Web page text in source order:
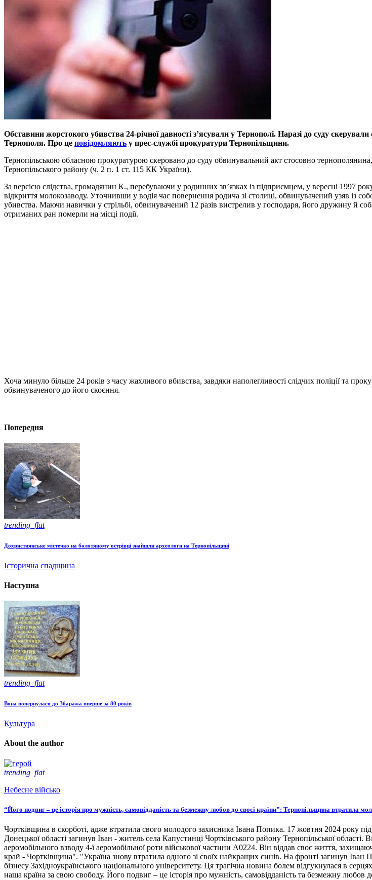
Обставини жорстокого убивства 24-річної давності з’ясували у Тернополі. Наразі до суду
Тернополя. Про це повідомляють у прес-службі прокуратури Тернопільщини.
Тернопільською обласною прокуратурою скеровано до суду обвинувальний акт стосовно
Тернопільського району (ч. 2 п. 1 ст. 115 КК України).
За версією слідства, громадянин К., перебуваючи у родинних зв’язках із підприємцем, у вересні 1997
відкриття молокозаводу. Уточнивши у водія час повернення родича зі столиці, обвинувачений узяв із
убивства. Маючи навички у стрільбі, обвинувачений 12 разів вистрелив у господаря, його дружину й
отриманих ран померли на місці події.
Хоча минуло більше 24 років з часу жахливого вбивства, завдяки наполегливості слідчих поліції та
обвинуваченого до його скоєння.
Попередня
trending_flat
Дохристиянське містечко на болотяному острівці знайшли археологи на Тернопільщині
Історична спадщина
Наступна
trending_flat
Вона повернулася до Збаража вперше за 80 років
Культура
About the author
trending_flat
Небесне військо
“Його подвиг – це історія про мужність, самовідданість та безмежну любов до своєї країни”: Тернопільщина втратила
Чортківщина в скорботі, адже втратила свого молодого захисника Івана Попика. 17 жовтня 2024 року
Донецької області загинув Іван - житель села Капустинці Чортківського району Тернопільської
аеромобільного взводу 4-ї аеромобільної роти військової частини А0224. Він віддав своє життя,
край - Чортківщина". "Україна знову втратила одного зі своїх найкращих синів. На фронті загинув
бізнесу Західноукраїнського національного університету. Ця трагічна новина болем відгукнулася в
наша країна за свою свободу. Його подвиг – це історія про мужність, самовідданість та безмежну